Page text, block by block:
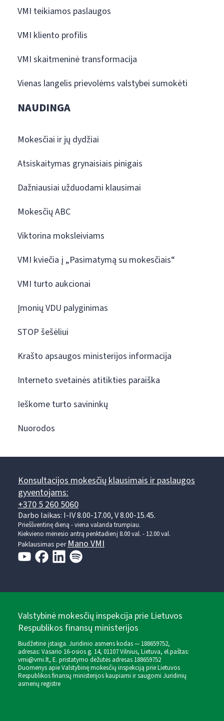
VMI teikiamos paslaugos
VMI kliento profilis
VMI skaitmeninė transformacija
Vienas langelis prievolėms valstybei sumokėti
NAUDINGA
Mokesčiai ir jų dydžiai
Atsiskaitymas grynaisiais pinigais
Dažniausiai užduodami klausimai
Mokesčių ABC
Viktorina moksleiviams
VMI kviečia į „Pasimatymą su mokesčiais“
VMI turto aukcionai
Įmonių VDU palyginimas
STOP šešėliui
Krašto apsaugos ministerijos informacija
Interneto svetainės atitikties paraiška
Ieškome turto savininkų
Nuorodos
Konsultacijos mokesčių klausimais ir paslaugos
gyventojams:
+370 5 260 5060
Darbo laikas: I-IV 8.00-17.00, V 8.00-15.45.
Prieššventinę dieną - viena valanda trumpiau.
Kiekvieno mėnesio antrą penktadienį 8.00 val. - 12.00 val.
Paklausimas perMano VMI
Valstybinė mokesčių inspekcija prie Lietuvos
Respublikos finansų ministerijos
Biudžetinė įstaiga. Juridinio asmens kodas — 188659752,
adresas: Vasario 16-osios g. 14, 01107 Vilnius, Lietuva, el.paštas:
vmi@vmi.lt, E. pristatymo dėžutės adresas 188659752
Duomenys apie Valstybinę mokesčių inspekciją prie Lietuvos
Respublikos finansų ministerijos kaupiami ir saugomi Juridinių
asmenų registre